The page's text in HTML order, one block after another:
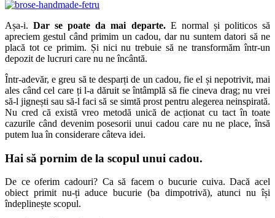
Așa-i.Dar se poate da mai departe.E normal și politicos să
apreciem gestul când primim un cadou, dar nu suntem datori să ne
placă tot ce primim. Și nici nu trebuie să ne transformăm într-un
depozit de lucruri care nu ne încântă.
Într-adevăr, e greu să te desparți de un cadou, fie el și nepotrivit, mai
ales când cel care ți l-a dăruit se întâmplă să fie cineva drag; nu vrei
să-l jignești sau să-l faci să se simtă prost pentru alegerea neinspirată.
Nu cred că există vreo metodă unică de acționat cu tact în toate
cazurile când devenim posesorii unui cadou care nu ne place, însă
putem lua în considerare câteva idei.
Hai să pornim de la scopul unui cadou.
De ce oferim cadouri? Ca să facem o bucurie cuiva. Dacă acel
obiect primit nu-ți aduce bucurie (ba dimpotrivă), atunci nu își
îndeplinește scopul.